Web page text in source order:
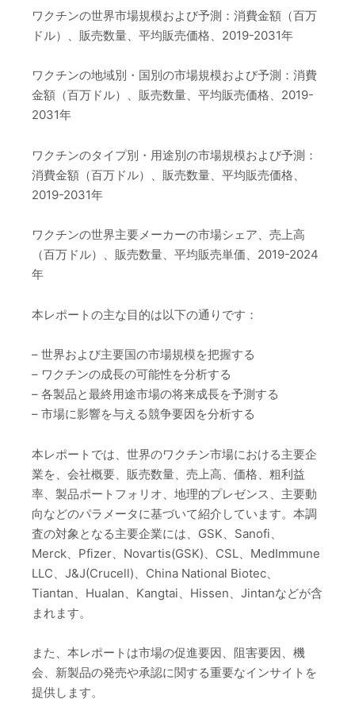
ワクチンの世界市場規模および予測：消費金額（百万
ドル）、販売数量、平均販売価格、2019-2031年
ワクチンの地域別・国別の市場規模および予測：消費
金額（百万ドル）、販売数量、平均販売価格、2019-
2031年
ワクチンのタイプ別・用途別の市場規模および予測：
消費金額（百万ドル）、販売数量、平均販売価格、
2019-2031年
ワクチンの世界主要メーカーの市場シェア、売上高
（百万ドル）、販売数量、平均販売単価、2019-2024
年
本レポートの主な目的は以下の通りです：
– 世界および主要国の市場規模を把握する
– ワクチンの成長の可能性を分析する
– 各製品と最終用途市場の将来成長を予測する
– 市場に影響を与える競争要因を分析する
本レポートでは、世界のワクチン市場における主要企
業を、会社概要、販売数量、売上高、価格、粗利益
率、製品ポートフォリオ、地理的プレゼンス、主要動
向などのパラメータに基づいて紹介しています。本調
査の対象となる主要企業には、GSK、Sanofi、
Merck、Pfizer、Novartis(GSK)、CSL、MedImmune
LLC、J&J(Crucell)、China National Biotec、
Tiantan、Hualan、Kangtai、Hissen、Jintanなどが含
まれます。
また、本レポートは市場の促進要因、阻害要因、機
会、新製品の発売や承認に関する重要なインサイトを
提供します。